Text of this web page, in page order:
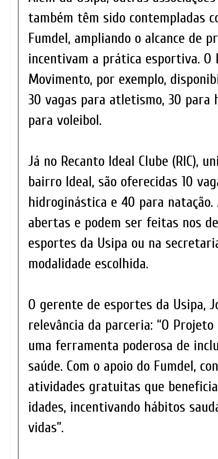
também têm sido contempladas
Fumdel, ampliando o alcance de
incentivam a prática esportiva. O
Movimento, por exemplo,
30 vagas para atletismo, 30 para
para voleibol.
Já no Recanto Ideal Clube (RIC),
bairro Ideal, são oferecidas 10
hidroginástica e 40 para natação.
abertas e podem ser feitas nos
esportes da Usipa ou na
modalidade escolhida.
O gerente de esportes da Usipa,
relevância da parceria: “O
uma ferramenta poderosa de
saúde. Com o apoio do Fumdel,
atividades gratuitas que
idades, incentivando hábitos
vidas”.